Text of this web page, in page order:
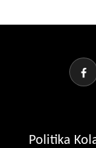
Politika